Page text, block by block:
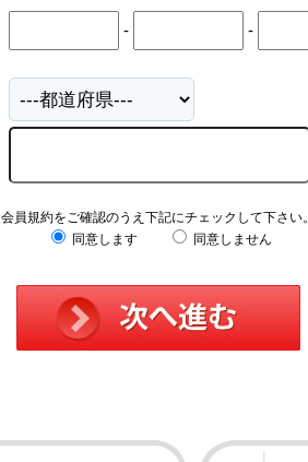
- -
会員規約をご確認のうえ下記にチェックして下さい。
同意します
同意しません